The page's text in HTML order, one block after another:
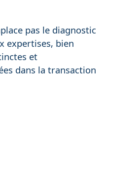
pas le diagnostic
expertises, bien
et
dans la transaction